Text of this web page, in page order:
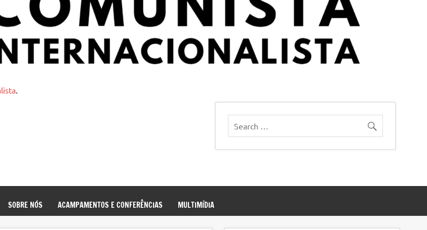
.
SOBRE NÓS ACAMPAMENTOS E CONFERÊNCIAS MULTIMÍDIA